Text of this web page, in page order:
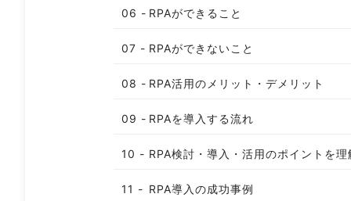
RPAができること
RPAができないこと
RPA活用のメリット・デメリット
RPAを導入する流れ
RPA検討・導入・活用のポイントを理
RPA導入の成功事例